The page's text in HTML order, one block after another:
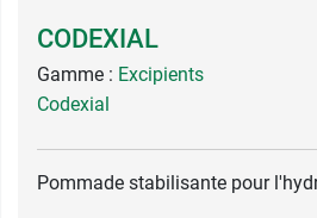
CODEXIAL
Gamme : Excipients
Codexial
Pommade stabilisante pour